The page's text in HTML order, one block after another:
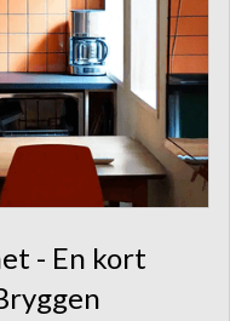
- En kort